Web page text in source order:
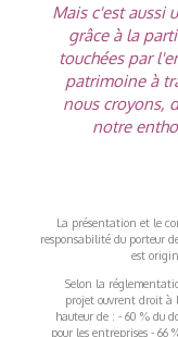
Mais c'est aussi
grâce à la
touchées par
patrimoine à
nous croyons,
notre
La présentation et le
responsabilité du porteur
est
Selon la
projet ouvrent droit à
hauteur de : - 60 % du
pour les entreprises - 66